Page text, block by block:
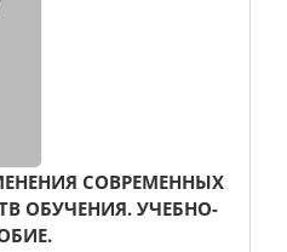
СОВРЕМЕННЫХ
ОБУЧЕНИЯ. УЧЕБНО-